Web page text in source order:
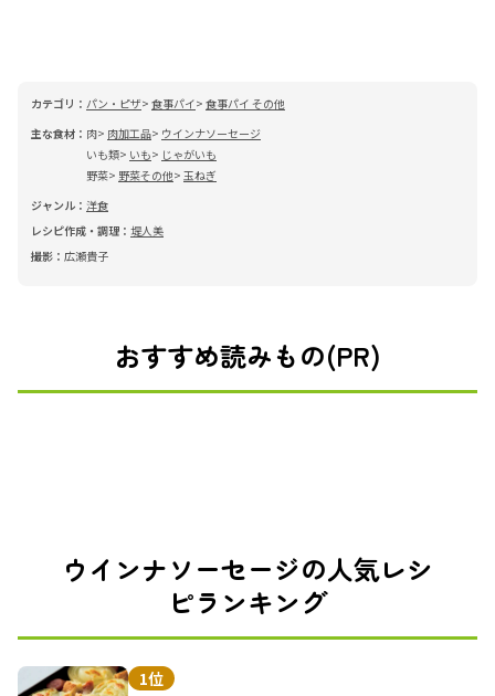
カテゴリ： パン・ピザ 食事パイ
食事パイ その他
主な食材： 肉 肉加工品
ウインナソーセージ
いも類
いも
じゃがいも
野菜
野菜その他
玉ねぎ
ジャンル： 洋食
レシピ作成・調理： 堤人美
撮影： 広瀬貴子
おすすめ読みもの(PR)
ウインナソーセージの人気レシ
ピランキング
1位